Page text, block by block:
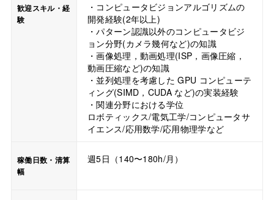
歓迎スキル・経
験
・コンピュータビジョンアルゴリズムの
開発経験(2年以上)
・パターン認識以外のコンピュータビジ
ョン分野(カメラ幾何など)の知識
・画像処理，動画処理(ISP，画像圧縮，
動画圧縮など)の知識
・並列処理を考慮した GPU コンピューテ
ィング(SIMD，CUDA など)の実装経験
・関連分野における学位
ロボティックス/電気工学/コンピュータサ
イエンス/応用数学/応用物理学など
稼働日数・清算
幅
週5日（140〜180h/月）